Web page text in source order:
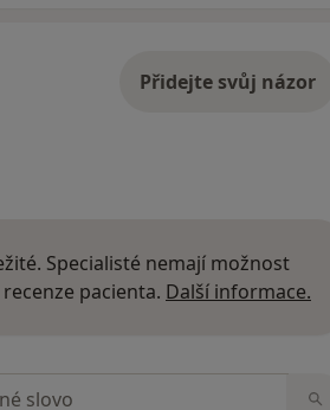
Přidejte svůj názor
Specialisté nemají možnost
pacienta. Další informace.